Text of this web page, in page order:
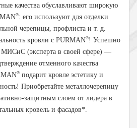
качества обуславливают широкую
®: его используют для отделки
черепицы, профлиста и т. д.
кровли с PURMAN®! Успешно
(эксперта в своей сфере) —
отменного качества
® подарит кровле эстетику и
Приобретайте металлочерепицу
защитным слоем от лидера в
кровель и фасадов*.